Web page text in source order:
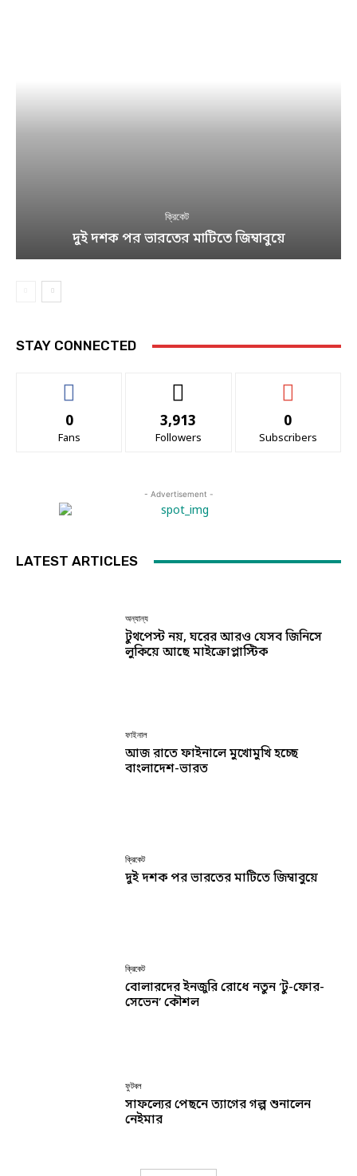
ক্রিকেট
দুই দশক পর ভারতের মাটিতে জিম্বাবুয়ে
STAY CONNECTED
0
Fans
3,913
Followers
0
Subscribers
- Advertisement -
LATEST ARTICLES
অন্যান্য
টুথপেস্ট নয়, ঘরের আরও যেসব জিনিসে
লুকিয়ে আছে মাইক্রোপ্লাস্টিক
ফাইনাল
আজ রাতে ফাইনালে মুখোমুখি হচ্ছে
বাংলাদেশ-ভারত
ক্রিকেট
দুই দশক পর ভারতের মাটিতে জিম্বাবুয়ে
ক্রিকেট
বোলারদের ইনজুরি রোধে নতুন ‘টু-ফোর-
সেভেন’ কৌশল
ফুটবল
সাফল্যের পেছনে ত্যাগের গল্প শুনালেন
নেইমার